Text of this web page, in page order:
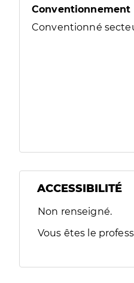
Conventionnement
Conventionné
ACCESSIBILITÉ
Filtres
Sélectionnez un ou
Non renseigné.
Vous êtes le